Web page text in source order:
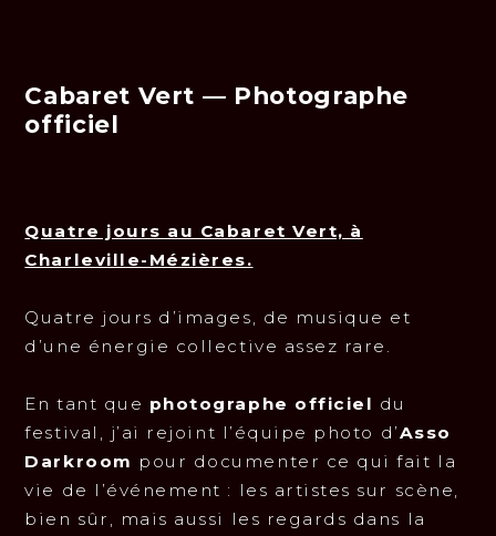
Cabaret Vert — Photographe
officiel
Quatre jours au Cabaret Vert, à
Charleville-Mézières.
Quatre jours d’images, de musique et
d’une énergie collective assez rare.
En tant que photographe officiel du
festival, j’ai rejoint l’équipe photo d’Asso
Darkroom pour documenter ce qui fait la
vie de l’événement : les artistes sur scène,
bien sûr, mais aussi les regards dans la